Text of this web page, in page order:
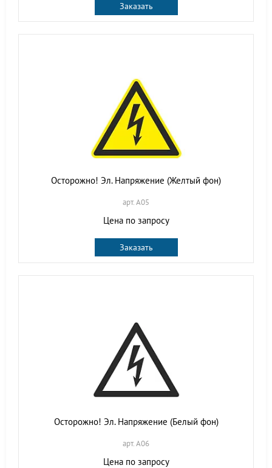
Заказать
Осторожно! Эл. Напряжение (Желтый фон)
арт. A05
Цена по запросу
Заказать
Осторожно! Эл. Напряжение (Белый фон)
арт. A06
Цена по запросу